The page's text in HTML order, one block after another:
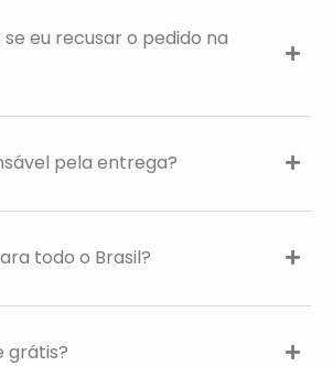
eu recusar o pedido na
pela entrega?
todo o Brasil?
grátis?